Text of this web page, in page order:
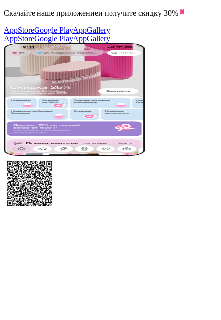
Скачайте наше приложениеи получите скидку 30%
AppStoreGoogle PlayAppGallery
AppStoreGoogle PlayAppGallery